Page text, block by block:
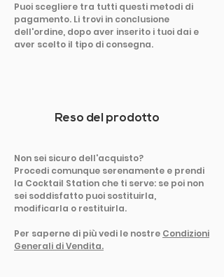
Puoi scegliere tra tutti questi metodi di
pagamento. Li trovi in conclusione
dell'ordine, dopo aver inserito i tuoi dai e
aver scelto il tipo di consegna.
Reso del prodotto
Non sei sicuro dell'acquisto?
Procedi comunque serenamente e prendi
la Cocktail Station che ti serve: se poi non
sei soddisfatto puoi sostituirla,
modificarla o restituirla.
Per saperne di più vedi le nostre Condizioni
Generali di Vendita.